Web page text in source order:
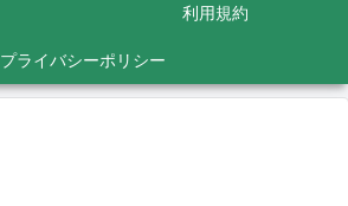
利用規約
プライバシーポリシー